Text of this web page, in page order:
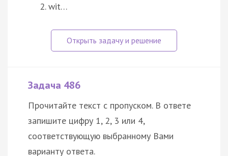
wit…
Задача 486
Прочитайте текст с пропуском. В ответе
запишите цифру 1, 2, 3 или 4,
соответствующую выбранному Вами
варианту ответа.